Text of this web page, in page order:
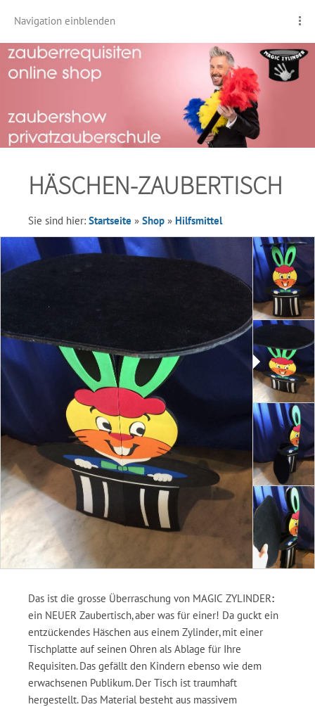
Navigation einblenden
HÄSCHEN-ZAUBERTISCH
Sie sind hier: Startseite » Shop » Hilfsmittel
Das ist die grosse Überraschung von MAGIC ZYLINDER:
ein NEUER Zaubertisch, aber was für einer! Da guckt ein
entzückendes Häschen aus einem Zylinder, mit einer
Tischplatte auf seinen Ohren als Ablage für Ihre
Requisiten. Das gefällt den Kindern ebenso wie dem
erwachsenen Publikum. Der Tisch ist traumhaft
hergestellt. Das Material besteht aus massivem